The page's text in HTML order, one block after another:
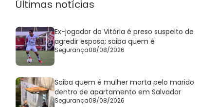
Últimas notícias
Ex-jogador do Vitória é preso suspeito de
agredir esposa; saiba quem é
Segurança08/08/2026
Saiba quem é mulher morta pelo marido
dentro de apartamento em Salvador
Segurança08/08/2026